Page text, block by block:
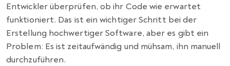
Entwickler überprüfen, ob ihr Code wie erwartet
funktioniert. Das ist ein wichtiger Schritt bei der
Erstellung hochwertiger Software, aber es gibt ein
Problem: Es ist zeitaufwändig und mühsam, ihn manuell
durchzuführen.